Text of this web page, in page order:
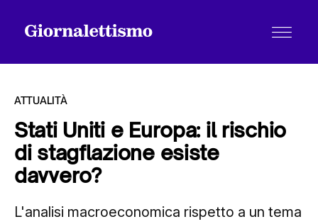
Tutti gli articoli
Chi siamo
ATTUALITÀ
Stati Uniti e Europa: il rischio
di stagflazione esiste
davvero?
L'analisi macroeconomica rispetto a un tema